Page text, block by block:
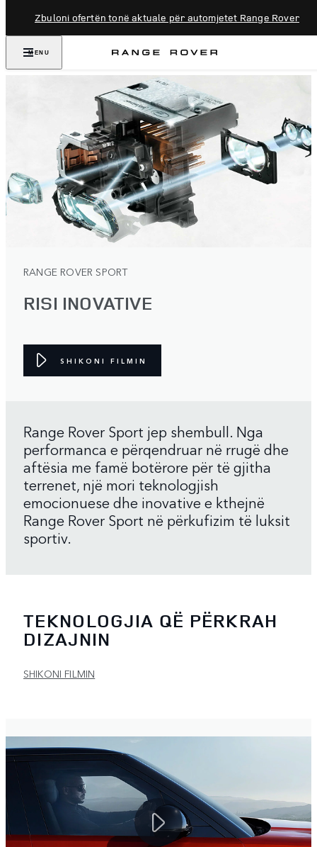
Zbuloni ofertën tonë aktuale për automjetet Range Rover
MENU
RANGE ROVER SPORT
RISI INOVATIVE
SHIKONI FILMIN
Range Rover Sport jep shembull. Nga
performanca e përqendruar në rrugë dhe
aftësia me famë botërore për të gjitha
terrenet, një mori teknologjish
emocionuese dhe inovative e kthejnë
Range Rover Sport në përkufizim të luksit
sportiv.
TEKNOLOGJIA QË PËRKRAH
DIZAJNIN
SHIKONI FILMIN